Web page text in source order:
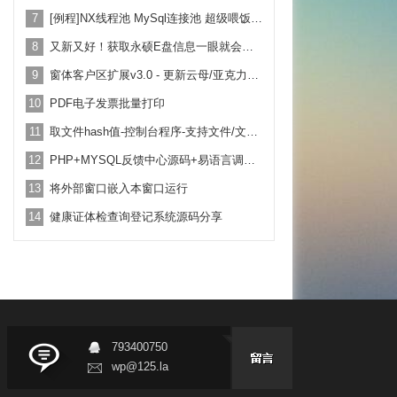
7 [例程]NX线程池 MySql连接池 超级喂饭式 例程 纯源码 超级好用
8 又新又好！获取永硕E盘信息一眼就会用！附带例子教学
9 窗体客户区扩展v3.0 - 更新云母/亚克力背景效果！
10 PDF电子发票批量打印
11 取文件hash值-控制台程序-支持文件/文本-拖放-命令行-全utf8
12 PHP+MYSQL反馈中心源码+易语言调用例子
13 将外部窗口嵌入本窗口运行
14 健康证体检查询登记系统源码分享
793400750
wp@125.la